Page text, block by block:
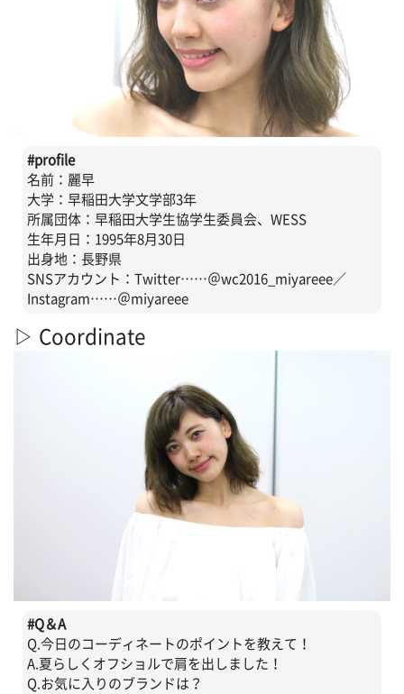
#profile
名前：麗早
大学：早稲田大学文学部3年
所属団体：早稲田大学生協学生委員会、WESS
生年月日：1995年8月30日
出身地：長野県
SNSアカウント：Twitter……＠wc2016_miyareee／
Instagram……＠miyareee
▷ Coordinate
#Q＆A
Q.今日のコーディネートのポイントを教えて！
A.夏らしくオフショルで肩を出しました！
Q.お気に入りのブランドは？